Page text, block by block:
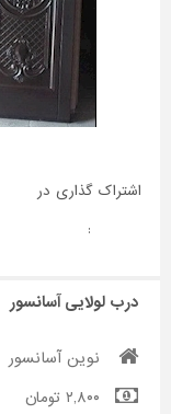
اشتراک گذاری در
:
درب لولایی آسانسور
نوین آسانسور
۲,۸۰۰ تومان